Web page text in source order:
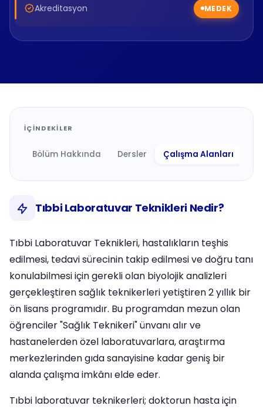
Akreditasyon MEDEK
İÇINDEKILER
Bölüm Hakkında Dersler Çalışma Alanları
Tıbbi Laboratuvar Teknikleri Nedir?
Tıbbi Laboratuvar Teknikleri, hastalıkların teşhis
edilmesi, tedavi sürecinin takip edilmesi ve doğru tanı
konulabilmesi için gerekli olan biyolojik analizleri
gerçekleştiren sağlık teknikerleri yetiştiren 2 yıllık bir
ön lisans programıdır. Bu programdan mezun olan
öğrenciler "Sağlık Teknikeri" ünvanı alır ve
hastanelerden özel laboratuvarlara, araştırma
merkezlerinden gıda sanayisine kadar geniş bir
alanda çalışma imkânı elde eder.
Tıbbi laboratuvar teknikerleri; doktorun hasta için